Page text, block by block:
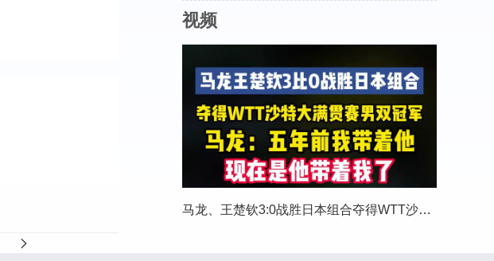
视频
马龙、王楚钦3:0战胜日本组合夺得WTT沙特大满贯